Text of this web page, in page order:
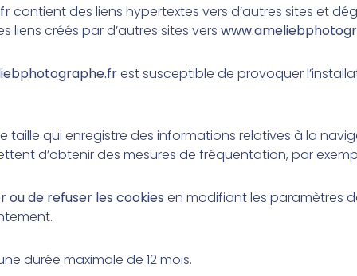
contient des liens hypertextes vers d’autres sites et
liens créés par d’autres sites vers
est susceptible de provoquer
taille qui enregistre des informations relatives à la
d’obtenir des mesures de fréquentation, par
ou de refuser les cookies en modifiant les paramètres
durée maximale de 12mois.